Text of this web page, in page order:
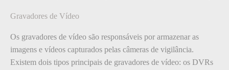
Gravadores de Vídeo
Os gravadores de vídeo são responsáveis por armazenar as
imagens e vídeos capturados pelas câmeras de vigilância.
Existem dois tipos principais de gravadores de vídeo: os DVRs